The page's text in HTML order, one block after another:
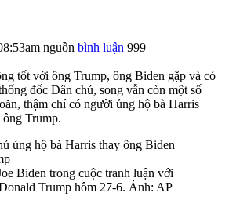
nguồn bình luận 999
tốt với ông Trump, ông Biden gặp và có
đốc Dân chủ, song vẫn còn một số
thậm chí có người ủng hộ bà Harris
Trump.
Biden trong cuộc tranh luận với
Trump hôm 27-6. Ảnh: AP